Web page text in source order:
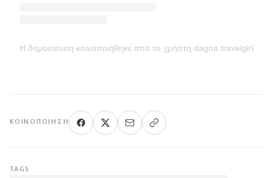
Η δημοσίευση κοινοποιήθηκε από το χρήστη dagna travelgirl
ΚΟΙΝΟΠΟΊΗΣΗ
TAGS